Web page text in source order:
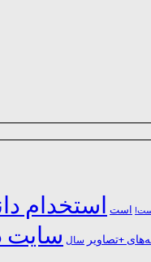
است استخدام
+تصاویر سال سایت